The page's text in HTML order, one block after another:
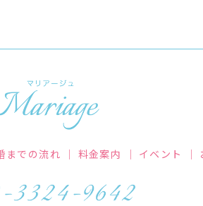
までの流れ ｜ 料金案内 ｜ イベント ｜